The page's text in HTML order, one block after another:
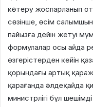
көтеру жоспарланып
сөзінше, өсім
пайызға дейін жетуі
формулалар осы айда
өзгерістерден кейін
қорындағы артық
қарағанда әлдеқайда
министрлігі бұл